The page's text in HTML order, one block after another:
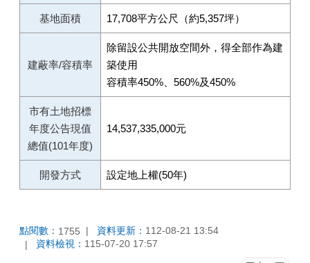
基地面積 17,708平方公尺（約5,357坪）
建蔽率/容積率
除留設公共開放空間外，得全部作為建
築使用
容積率450%、560%及450%
市有土地招標
年度公告現值
總值(101年度)
14,537,335,000元
開發方式 設定地上權(50年)
點閱數： 1755 資料更新： 112-08-21 13:54
資料檢視： 115-07-20 17:57